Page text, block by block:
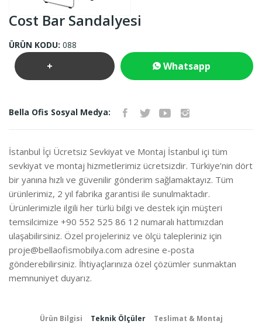
Cost Bar Sandalyesi
ÜRÜN KODU: 088
+ Whatsapp
Bella Ofis Sosyal Medya:
İstanbul İçi Ücretsiz Sevkiyat ve Montaj İstanbul içi tüm
sevkiyat ve montaj hizmetlerimiz ücretsizdir. Türkiye’nin dört
bir yanına hızlı ve güvenilir gönderim sağlamaktayız. Tüm
ürünlerimiz, 2 yıl fabrika garantisi ile sunulmaktadır.
Ürünlerimizle ilgili her türlü bilgi ve destek için müşteri
temsilcimize +90 552 525 86 12 numaralı hattımızdan
ulaşabilirsiniz. Özel projeleriniz ve ölçü talepleriniz için
proje@bellaofismobilya.com adresine e-posta
gönderebilirsiniz. İhtiyaçlarınıza özel çözümler sunmaktan
memnuniyet duyarız.
Ürün Bilgisi Teknik Ölçüler Teslimat & Montaj